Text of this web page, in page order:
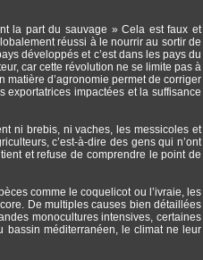
la part du sauvage » Cela est faux et
réussi à le nourrir au sortir de
développés et c’est dans les pays du
car cette révolution ne se limite pas à
matière d’agronomie permet de corriger
exportatrices impactées et la suffisance
ni brebis, ni vaches, les messicoles et
c’est-à-dire des gens qui n’ont
et refuse de comprendre le point de
comme le coquelicot ou l’ivraie, les
De multiples causes bien détaillées
monocultures intensives, certaines
bassin méditerranéen, le climat ne leur